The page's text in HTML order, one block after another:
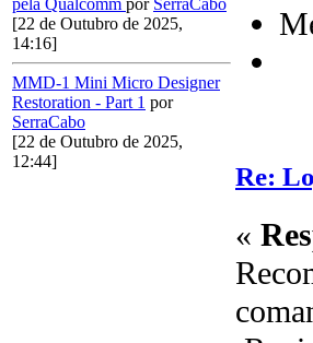
pela Qualcomm por SerraCabo
[22 de Outubro de 2025,
14:16]
MMD-1 Mini Micro Designer
Restoration - Part 1 por
SerraCabo
[22 de Outubro de 2025,
12:44]
Re:
«